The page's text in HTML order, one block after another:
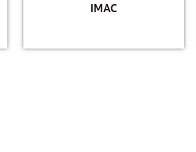
IMAC